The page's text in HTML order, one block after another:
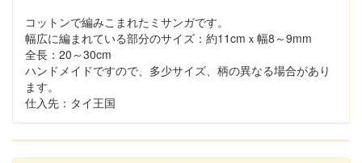
コットンで編みこまれたミサンガです。
幅広に編まれている部分のサイズ：約11cmｘ幅8～9mm
全長：20～30cm
ハンドメイドですので、多少サイズ、柄の異なる場合があり
ます。
仕入先：タイ王国